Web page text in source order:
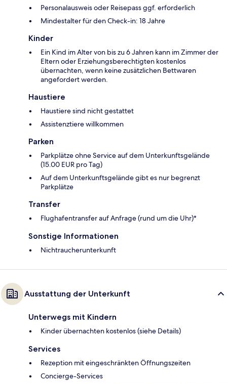
Personalausweis oder Reisepass ggf. erforderlich
Mindestalter für den Check-in: 18 Jahre
Kinder
Ein Kind im Alter von bis zu 6 Jahren kann im Zimmer der
Eltern oder Erziehungsberechtigten kostenlos
übernachten, wenn keine zusätzlichen Bettwaren
angefordert werden.
Haustiere
Haustiere sind nicht gestattet
Assistenztiere willkommen
Parken
Parkplätze ohne Service auf dem Unterkunftsgelände
(15.00 EUR pro Tag)
Auf dem Unterkunftsgelände gibt es nur begrenzt
Parkplätze
Transfer
Flughafentransfer auf Anfrage (rund um die Uhr)*
Sonstige Informationen
Nichtraucherunterkunft
Ausstattung der Unterkunft
Unterwegs mit Kindern
Kinder übernachten kostenlos (siehe Details)
Services
Rezeption mit eingeschränkten Öffnungszeiten
Concierge-Services